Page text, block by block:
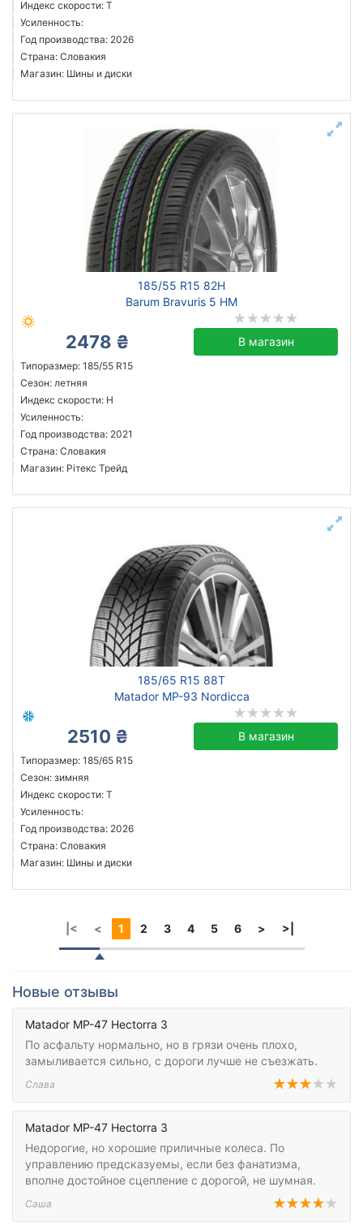
Индекс скорости: T
Усиленность:
Год производства: 2026
Страна: Словакия
Магазин: Шины и диски
185/55 R15 82H
Barum Bravuris 5 HM
2478 ₴ В магазин
Типоразмер: 185/55 R15
Сезон: летняя
Индекс скорости: H
Усиленность:
Год производства: 2021
Страна: Словакия
Магазин: Рітекс Трейд
185/65 R15 88T
Matador MP-93 Nordicca
2510 ₴ В магазин
Типоразмер: 185/65 R15
Сезон: зимняя
Индекс скорости: T
Усиленность:
Год производства: 2026
Страна: Словакия
Магазин: Шины и диски
|< < 1 2 3 4 5 6 > >|
Новые отзывы
Matador MP-47 Hectorra 3
По асфальту нормально, но в грязи очень плохо,
замыливается сильно, с дороги лучше не съезжать.
Слава
Matador MP-47 Hectorra 3
Недорогие, но хорошие приличные колеса. По
управлению предсказуемы, если без фанатизма,
вполне достойное сцепление с дорогой, не шумная.
Саша